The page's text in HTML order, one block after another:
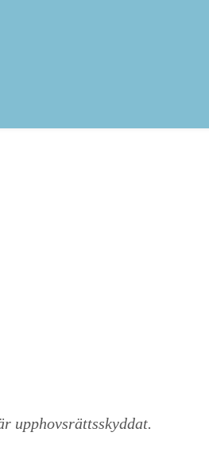
upphovsrättsskyddat.